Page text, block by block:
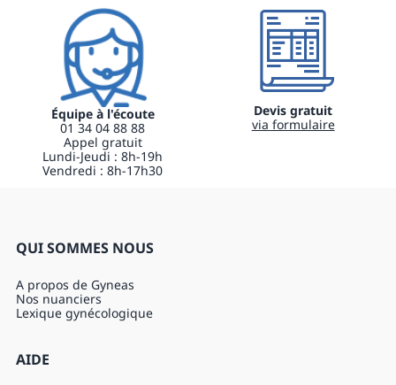
Équipe à l'écoute
01 34 04 88 88
Appel gratuit
Lundi-Jeudi : 8h-19h
Vendredi : 8h-17h30
Devis gratuit
via formulaire
QUI SOMMES NOUS
A propos de Gyneas
Nos nuanciers
Lexique gynécologique
AIDE